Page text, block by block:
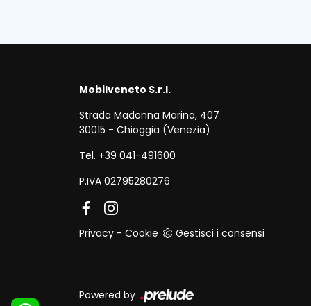
Mobilveneto S.r.l.
Strada Madonna Marina, 407
30015 - Chioggia (Venezia)
Tel. +39 041-491600
P.IVA 02795280276
Privacy - Cookie Gestisci i consensi
Powered by